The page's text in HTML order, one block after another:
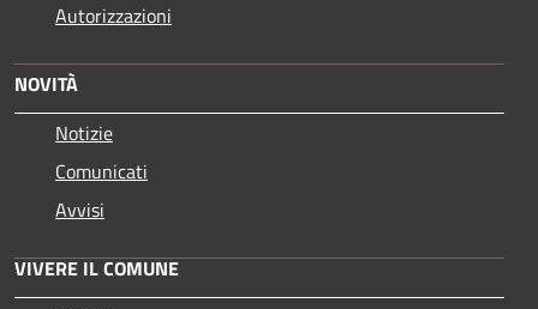
Autorizzazioni
NOVITÀ
Notizie
Comunicati
Avvisi
VIVERE IL COMUNE